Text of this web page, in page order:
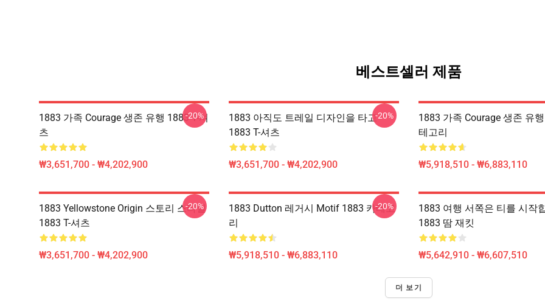
베스트셀러 제품
1883 가족 Courage 생존 유행 1883 T-셔
츠
₩3,651,700 - ₩4,202,900
-20%
1883 아직도 트레일 디자인을 타고
1883 T-셔츠
₩3,651,700 - ₩4,202,900
-20%
1883 가족 Courage 생존 유
테고리
₩5,918,510 - ₩6,883,110
1883 Yellowstone Origin 스토리 스타일
1883 T-셔츠
₩3,651,700 - ₩4,202,900
-20%
1883 Dutton 레거시 Motif 1883 카테고
리
₩5,918,510 - ₩6,883,110
-20%
1883 여행 서쪽은 티를 시작
1883 땀 재킷
₩5,642,910 - ₩6,607,510
더 보기